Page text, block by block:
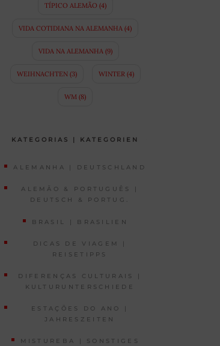
TÍPICO ALEMÃO (4)
VIDA COTIDIANA NA ALEMANHA (4)
VIDA NA ALEMANHA (9)
WEIHNACHTEN(3) WINTER (4)
WM (8)
KATEGORIAS | KATEGORIEN
ALEMANHA | DEUTSCHLAND
ALEMÃO & PORTUGUÊS |
DEUTSCH & PORTUG.
BRASIL | BRASILIEN
DICAS DE VIAGEM |
REISETIPPS
DIFERENÇAS CULTURAIS |
KULTURUNTERSCHIEDE
ESTAÇÕES DO ANO |
JAHRESZEITEN
MISTUREBA | SONSTIGES